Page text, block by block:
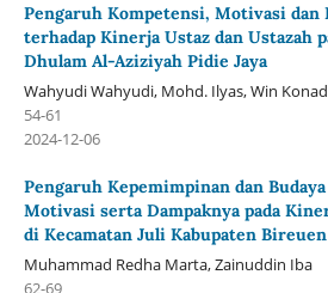
Pengaruh Kompetensi, Motivasi dan
terhadap Kinerja Ustaz dan Ustazah
Dhulam Al-Aziziyah Pidie Jaya
Wahyudi Wahyudi, Mohd. Ilyas, Win
54-61
2024-12-06
Pengaruh Kepemimpinan dan
Motivasi serta Dampaknya pada
di Kecamatan Juli Kabupaten Bireuen
Muhammad Redha Marta, Zainuddin Iba
62-69